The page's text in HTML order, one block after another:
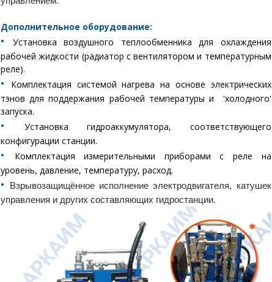
Дополнительное оборудование:
•︎
Установка воздушного теплообменника для охлаждения
рабочей жидкости (радиатор с вентилятором и температурным
реле).
•︎
Комплектация системой нагрева на основе электрических
тэнов для поддержания рабочей температуры и 'холодного'
запуска.
•︎
Установка гидроаккумулятора, соответствующего
конфигурации станции.
•︎
Комплектация измерительными приборами с реле на
уровень, давление, температуру, расход.
•︎
Взрывозащищённое исполнение электродвигателя, катушек
управления и других составляющих гидростанции.